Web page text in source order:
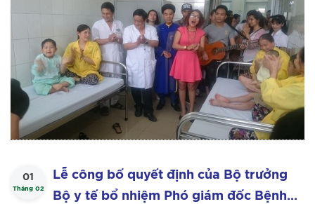
01
Tháng 02
Lễ công bố quyết định của Bộ trưởng
Bộ y tế bổ nhiệm Phó giám đốc Bệnh